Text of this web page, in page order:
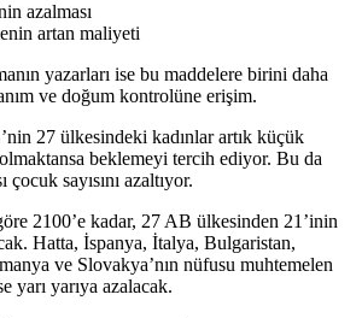
azalması
artan maliyeti
yazarları ise bu maddelere birini daha
ve doğum kontrolüne erişim.
27 ülkesindeki kadınlar artık küçük
beklemeyi tercih ediyor. Bu da
sayısını azaltıyor.
2100’e kadar, 27 AB ülkesinden 21’inin
Hatta, İspanya, İtalya, Bulgaristan,
ve Slovakya’nın nüfusu muhtemelen
yarı yarıya azalacak.